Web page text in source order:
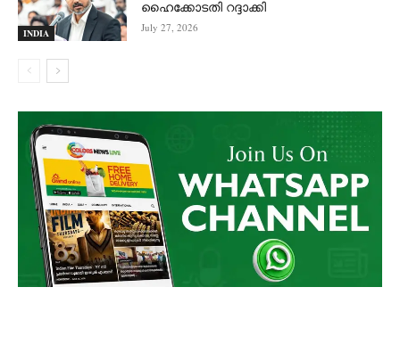
INDIA
ഹൈക്കോടതി റദ്ദാക്കി
July 27, 2026